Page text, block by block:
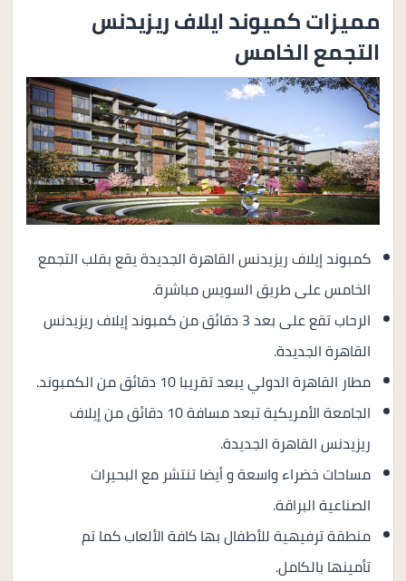
مميزات كميوند ايلاف ريزيدنس
التجمع الخامس
كمبوند إيلاف ريزيدنس القاهرة الجديدة يقع بقلب التجمع
الخامس على طريق السويس مباشرة.
الرحاب تقع على بعد 3 دقائق من كمبوند إيلاف ريزيدنس
القاهرة الجديدة.
مطار القاهرة الدولي يبعد تقريبا 10 دقائق من الكمبوند.
الجامعة الأمريكية تبعد مسافة 10 دقائق من إيلاف
ريزيدنس القاهرة الجديدة.
مساحات خضراء واسعة و أيضا تنتشر مع البحيرات
الصناعية البراقة.
منطقة ترفيهية للأطفال بها كافة الألعاب كما تم
تأمينها بالكامل.